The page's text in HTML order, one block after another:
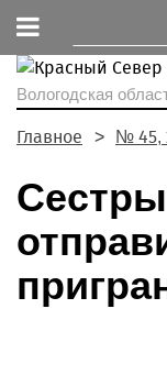
Вологодская
Главное № 45,